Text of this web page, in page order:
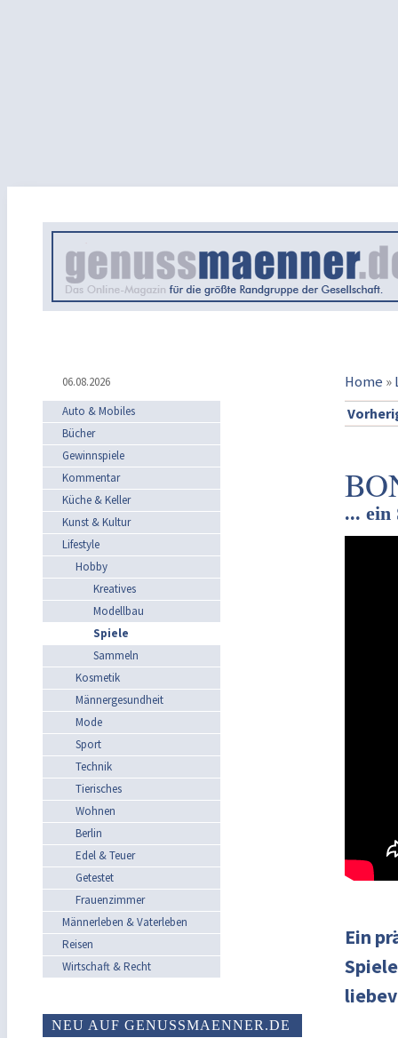
06.08.2026 Home »
Auto & Mobiles
Bücher
Gewinnspiele
Kommentar
Küche & Keller
Kunst & Kultur
Lifestyle
Hobby
Kreatives
Modellbau
Spiele
Sammeln
Kosmetik
Männergesundheit
Mode
Sport
Technik
Tierisches
Wohnen
Berlin
Edel & Teuer
Getestet
Frauenzimmer
Männerleben & Vaterleben
Reisen
Wirtschaft & Recht
NEU AUF GENUSSMAENNER.DE
... ein
Ein